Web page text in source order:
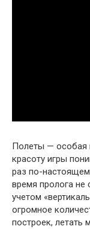
Полеты — особая
красоту игры
раз по-
время пролога не
учетом
огромное
построек,